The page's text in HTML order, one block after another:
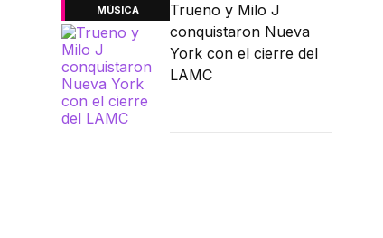
MÚSICA
Trueno y Milo J
conquistaron Nueva
York con el cierre del
LAMC